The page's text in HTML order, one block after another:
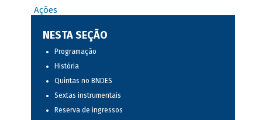
Ações
NESTA SEÇÃO
Programação
História
Quintas no BNDES
Sextas instrumentais
Reserva de ingressos